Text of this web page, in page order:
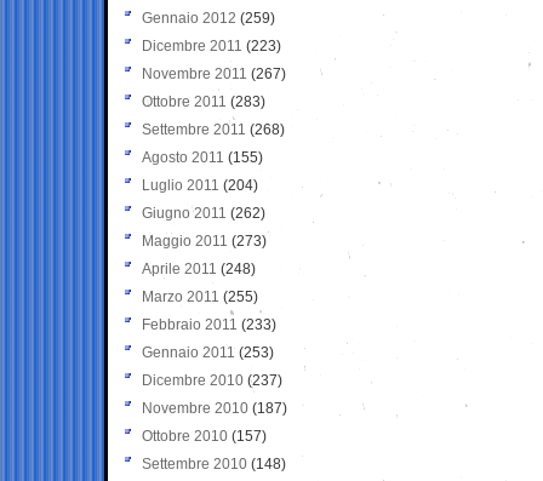
Gennaio 2012 (259)
Dicembre 2011 (223)
Novembre 2011 (267)
Ottobre 2011 (283)
Settembre 2011 (268)
Agosto 2011 (155)
Luglio 2011 (204)
Giugno 2011 (262)
Maggio 2011 (273)
Aprile 2011 (248)
Marzo 2011 (255)
Febbraio 2011 (233)
Gennaio 2011 (253)
Dicembre 2010 (237)
Novembre 2010 (187)
Ottobre 2010 (157)
Settembre 2010 (148)